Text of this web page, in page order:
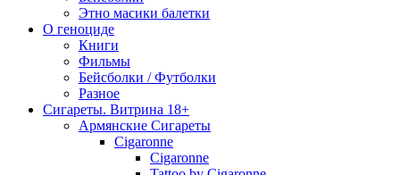
Этно масики балетки
О геноциде
Книги
Фильмы
Бейсболки / Футболки
Разное
Сигареты. Витрина 18+
Армянские Сигареты
Cigaronne
Cigaronne